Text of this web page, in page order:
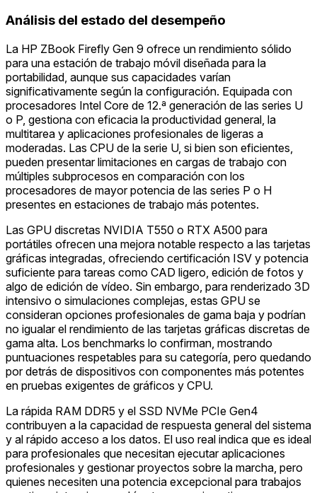
Análisis del estado del desempeño
La HP ZBook Firefly Gen 9 ofrece un rendimiento sólido
para una estación de trabajo móvil diseñada para la
portabilidad, aunque sus capacidades varían
significativamente según la configuración. Equipada con
procesadores Intel Core de 12.ª generación de las series U
o P, gestiona con eficacia la productividad general, la
multitarea y aplicaciones profesionales de ligeras a
moderadas. Las CPU de la serie U, si bien son eficientes,
pueden presentar limitaciones en cargas de trabajo con
múltiples subprocesos en comparación con los
procesadores de mayor potencia de las series P o H
presentes en estaciones de trabajo más potentes.
Las GPU discretas NVIDIA T550 o RTX A500 para
portátiles ofrecen una mejora notable respecto a las tarjetas
gráficas integradas, ofreciendo certificación ISV y potencia
suficiente para tareas como CAD ligero, edición de fotos y
algo de edición de vídeo. Sin embargo, para renderizado 3D
intensivo o simulaciones complejas, estas GPU se
consideran opciones profesionales de gama baja y podrían
no igualar el rendimiento de las tarjetas gráficas discretas de
gama alta. Los benchmarks lo confirman, mostrando
puntuaciones respetables para su categoría, pero quedando
por detrás de dispositivos con componentes más potentes
en pruebas exigentes de gráficos y CPU.
La rápida RAM DDR5 y el SSD NVMe PCIe Gen4
contribuyen a la capacidad de respuesta general del sistema
y al rápido acceso a los datos. El uso real indica que es ideal
para profesionales que necesitan ejecutar aplicaciones
profesionales y gestionar proyectos sobre la marcha, pero
quienes necesiten una potencia excepcional para trabajos